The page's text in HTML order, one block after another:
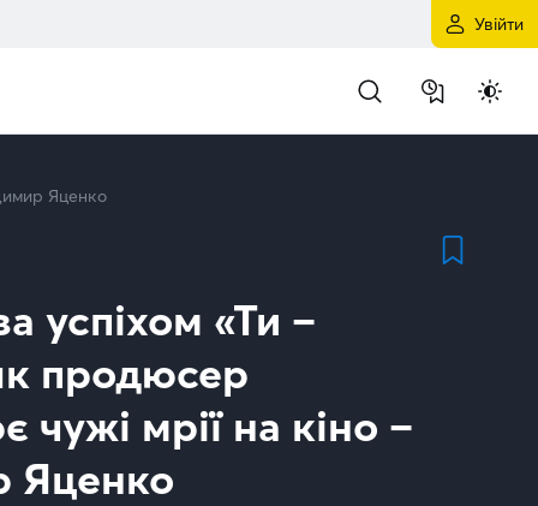
Увійти
Яценко
успіхом «Ти –
продюсер
чужі мрії на кіно –
Яценко